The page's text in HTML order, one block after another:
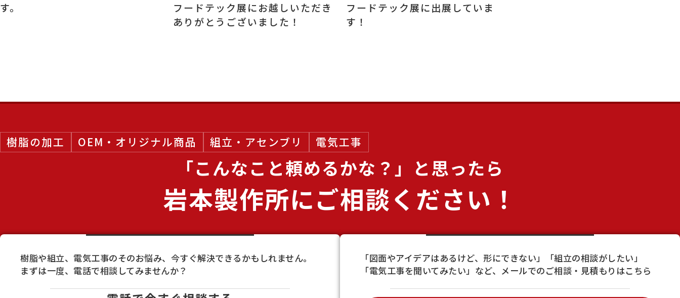
す。
フードテック展にお越しいただき
ありがとうございました！
フードテック展に出展していま
す！
樹脂の加工 OEM・オリジナル商品 組立・アセンブリ 電気工事
「こんなこと頼めるかな？」と思ったら
岩本製作所にご相談ください！
樹脂や組立、電気工事のそのお悩み、今すぐ解決できるかもしれません。
まずは一度、電話で相談してみませんか？
「図面やアイデアはあるけど、形にできない」「組立の相談がしたい」
「電気工事を聞いてみたい」など、メールでのご相談・見積もりはこちら